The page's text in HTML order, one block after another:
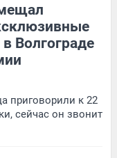
Волгограде
приговорили к 22
сейчас он звонит